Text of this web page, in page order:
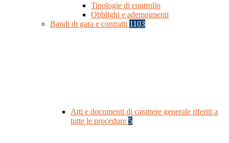
Tipologie di controllo
Obblighi e adempimenti
Bandi di gara e contratti 1103
Atti e documenti di carattere generale riferiti a
tutte le procedure 5